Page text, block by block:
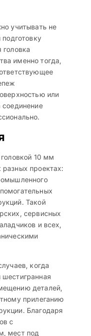
учитывать не
головка
именно тогда,
или
10 мм
проектах:
Такой
сервисных
и всех,
когда
деталей,
прилеганию
Благодаря
с
мест под